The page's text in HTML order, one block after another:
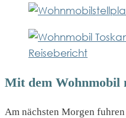
Mit dem Wohnmobil
Am nächsten Morgen